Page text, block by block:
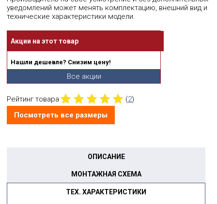
уведомлений может менять комплектацию, внешний вид и
технические характеристики модели.
Акции на этот товар
Нашли дешевле? Снизим цену!
Все акции
Рейтинг товара (2)
Посмотреть все размеры
ТЕХ. ХАРАКТЕРИСТИКИ
ОПИСАНИЕ
МОНТАЖНАЯ СХЕМА